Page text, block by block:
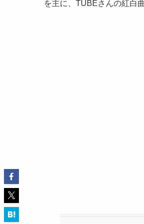
を主に、TUBEさんの紅白